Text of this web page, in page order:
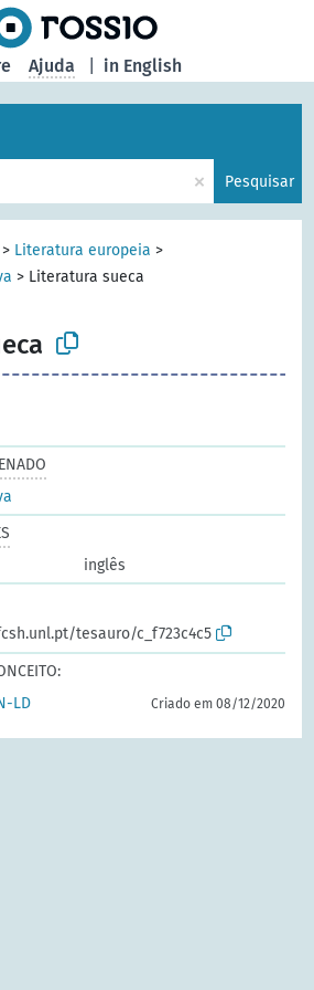
in English
Ajuda
× Pesquisar
> Literatura europeia >
> Literatura sueca
inglês
tesauro/c_f723c4c5
LD Criado em 08/12/2020